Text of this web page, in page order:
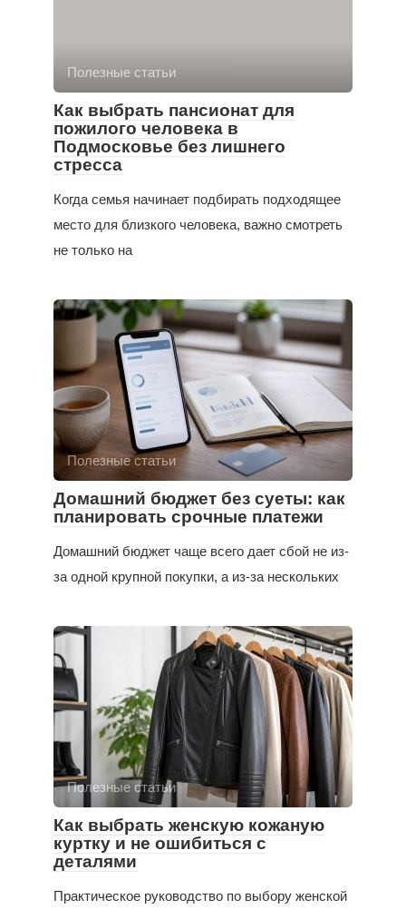
Полезные статьи
Как выбрать пансионат для
пожилого человека в
Подмосковье без лишнего
стресса
Когда семья начинает подбирать подходящее
место для близкого человека, важно смотреть
не только на
Полезные статьи
Домашний бюджет без суеты: как
планировать срочные платежи
Домашний бюджет чаще всего дает сбой не из-
за одной крупной покупки, а из-за нескольких
Полезные статьи
Как выбрать женскую кожаную
куртку и не ошибиться с
деталями
Практическое руководство по выбору женской